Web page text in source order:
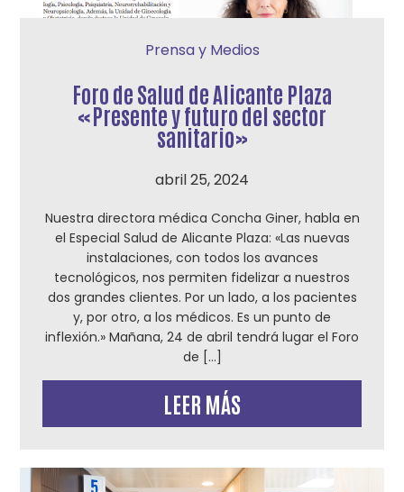
Prensa y Medios
Foro de Salud de Alicante Plaza
«Presente y futuro del sector
sanitario»
abril 25, 2024
Nuestra directora médica Concha Giner, habla en
el Especial Salud de Alicante Plaza: «Las nuevas
instalaciones, con todos los avances
tecnológicos, nos permiten fidelizar a nuestros
dos grandes clientes. Por un lado, a los pacientes
y, por otro, a los médicos. Es un punto de
inflexión.» Mañana, 24 de abril tendrá lugar el Foro
de […]
LEER MÁS